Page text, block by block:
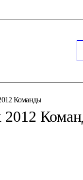
Команды